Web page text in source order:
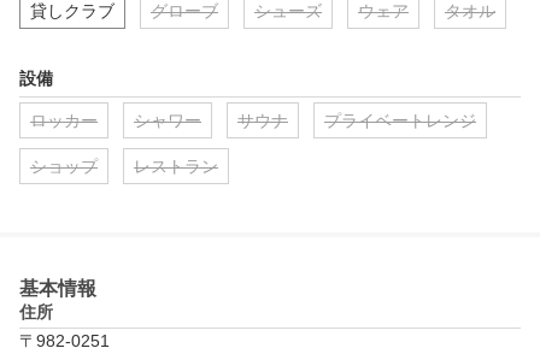
貸しクラブ グローブ シューズ ウェア タオル
設備
ロッカー シャワー サウナ プライベートレンジ
ショップ レストラン
基本情報
住所
〒982-0251